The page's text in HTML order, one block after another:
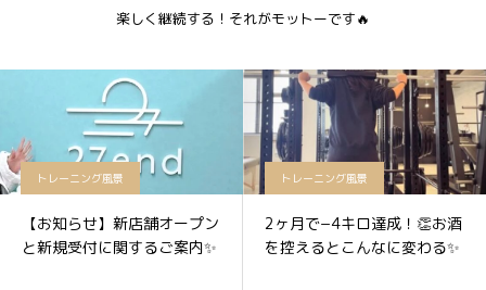
楽しく継続する！それがモットーです🔥
トレーニング風景
【お知らせ】新店舗オープン
と新規受付に関するご案内✨
トレーニング風景
2ヶ月で−4キロ達成！👏お酒
を控えるとこんなに変わる✨